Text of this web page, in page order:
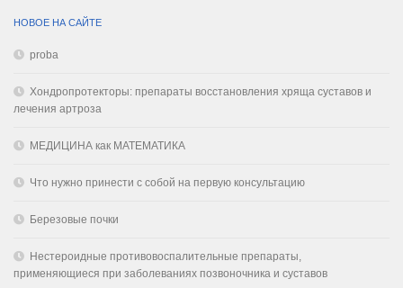
НОВОЕ НА САЙТЕ
proba
Хондропротекторы: препараты восстановления хряща суставов и
лечения артроза
МЕДИЦИНА как МАТЕМАТИКА
Что нужно принести с собой на первую консультацию
Березовые почки
Нестероидные противовоспалительные препараты,
применяющиеся при заболеваниях позвоночника и суставов